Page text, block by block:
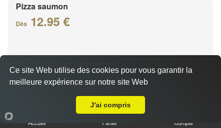
Pizza saumon
Dès 12.95 €
Accueil Panier Compte
Ce site Web utilise des cookies pour vous garantir la
meilleure expérience sur notre site Web
J'ai compris